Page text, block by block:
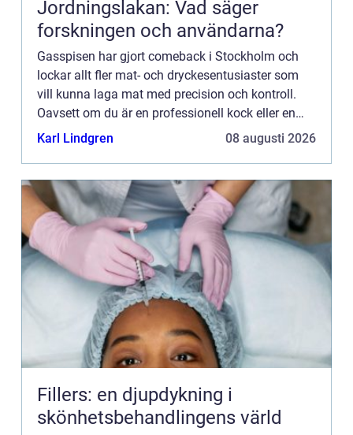
Jordningslakan: Vad säger
forskningen och användarna?
Gasspisen har gjort comeback i Stockholm och
lockar allt fler mat- och dryckesentusiaster som
vill kunna laga mat med precision och kontroll.
Oavsett om du är en professionell kock eller en
passionerad hemmakock, finns det många förde...
Karl Lindgren 08 augusti 2026
Fillers: en djupdykning i
skönhetsbehandlingens värld